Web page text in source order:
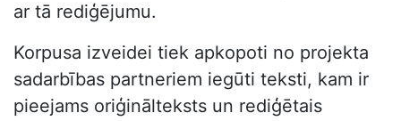
ar tā rediģējumu.
Korpusa izveidei tiek apkopoti no projekta
sadarbības partneriem iegūti teksti, kam ir
pieejams oriģinālteksts un rediģētais